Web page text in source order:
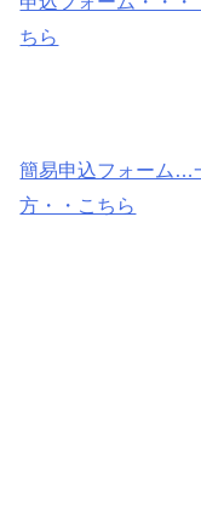
ちら
簡易申込フォーム…
方・・こちら